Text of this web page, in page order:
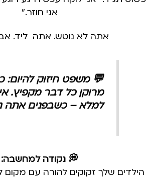
אני חוזר."
אתה לא נוטש. אתה ליד.
💬 משפט חיזוק להיום:
מרוקן כל דבר מקפיץ.
למלא – כשבפנים אתה
💭 נקודה למחשבה:
הילדים שלך זקוקים להורה עם מקום